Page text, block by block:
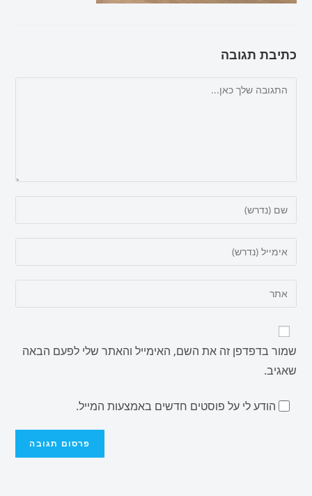
כתיבת תגובה
שמור בדפדפן זה את השם, האימייל והאתר שלי לפעם הבאה
שאגיב.
הודע לי על פוסטים חדשים באמצעות המייל.